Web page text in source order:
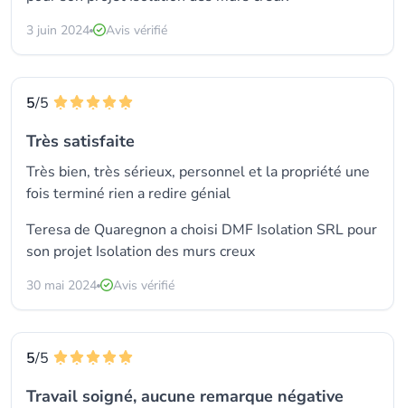
3 juin 2024 Avis vérifié
5/5
Très satisfaite
Très bien, très sérieux, personnel et la propriété une
fois terminé rien a redire génial
Teresa de Quaregnon a choisi DMF Isolation SRL pour
son projet Isolation des murs creux
30 mai 2024 Avis vérifié
5/5
Travail soigné, aucune remarque négative